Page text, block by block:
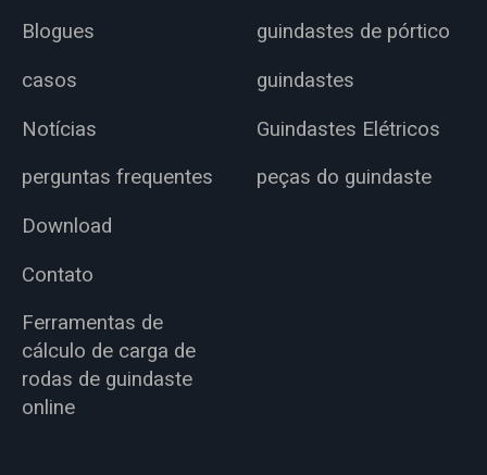
Blogues
casos
Notícias
perguntas frequentes
Download
Contato
Ferramentas de
cálculo de carga de
rodas de guindaste
online
guindastes de pórtico
guindastes
Guindastes Elétricos
peças do guindaste